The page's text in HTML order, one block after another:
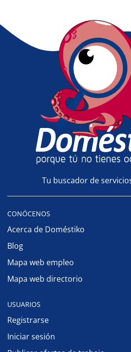
Tu buscador de
CONÓCENOS
Acerca de Doméstiko
Blog
Mapa web empleo
Mapa web directorio
USUARIOS
Registrarse
Iniciar sesión